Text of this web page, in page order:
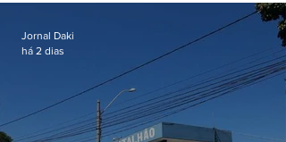
Jornal Daki
há 2 dias